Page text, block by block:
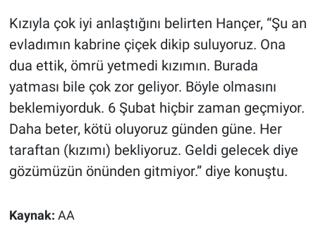
Kızıyla çok iyi anlaştığını belirten Hançer, “Şu an
evladımın kabrine çiçek dikip suluyoruz. Ona
dua ettik, ömrü yetmedi kızımın. Burada
yatması bile çok zor geliyor. Böyle olmasını
beklemiyorduk. 6 Şubat hiçbir zaman geçmiyor.
Daha beter, kötü oluyoruz günden güne. Her
taraftan (kızımı) bekliyoruz. Geldi gelecek diye
gözümüzün önünden gitmiyor.” diye konuştu.
Kaynak: AA
Türkiye'nin Geleceği
Türkiye'nin Gündemi
Yerel Gündem
Yerel Yaşam
Canlı Yayın